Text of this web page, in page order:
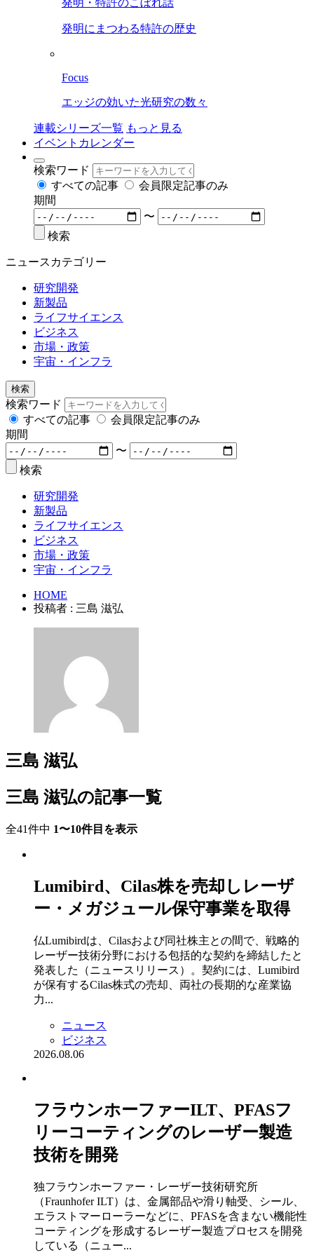
発明・特許のこぼれ話
発明にまつわる特許の歴史
Focus
エッジの効いた光研究の数々
連載シリーズ一覧 もっと見る
イベントカレンダー
検索ワード
すべての記事
会員限定記事のみ
期間
〜
検索
ニュースカテゴリー
研究開発
新製品
ライフサイエンス
ビジネス
市場・政策
宇宙・インフラ
検索
検索ワード
すべての記事
会員限定記事のみ
期間
〜
検索
研究開発
新製品
ライフサイエンス
ビジネス
市場・政策
宇宙・インフラ
HOME
投稿者 : 三島 滋弘
三島 滋弘
三島 滋弘の記事一覧
全41件中 1〜10件目を表示
Lumibird、Cilas株を売却しレーザ
ー・メガジュール保守事業を取得
仏Lumibirdは、Cilasおよび同社株主との間で、戦略的
レーザー技術分野における包括的な契約を締結したと
発表した（ニュースリリース）。契約には、Lumibird
が保有するCilas株式の売却、両社の長期的な産業協
力...
ニュース
ビジネス
2026.08.06
フラウンホーファーILT、PFASフ
リーコーティングのレーザー製造
技術を開発
独フラウンホーファー・レーザー技術研究所
（Fraunhofer ILT）は、金属部品や滑り軸受、シール、
エラストマーローラーなどに、PFASを含まない機能性
コーティングを形成するレーザー製造プロセスを開発
している（ニュー...